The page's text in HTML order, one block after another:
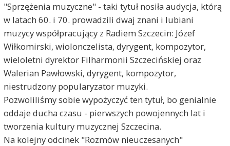
"Sprzężenia muzyczne" - taki tytuł nosiła audycja, którą
w latach 60. i 70. prowadzili dwaj znani i lubiani
muzycy współpracujący z Radiem Szczecin: Józef
Wiłkomirski, wiolonczelista, dyrygent, kompozytor,
wieloletni dyrektor Filharmonii Szczecińskiej oraz
Walerian Pawłowski, dyrygent, kompozytor,
niestrudzony popularyzator muzyki.
Pozwoliliśmy sobie wypożyczyć ten tytuł, bo genialnie
oddaje ducha czasu - pierwszych powojennych lat i
tworzenia kultury muzycznej Szczecina.
Na kolejny odcinek "Rozmów nieuczesanych"